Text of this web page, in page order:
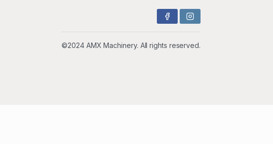
©2024 AMX Machinery. All rights reserved.